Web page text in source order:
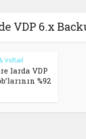
VDP 6.x
VxRail
larda VDP
%92